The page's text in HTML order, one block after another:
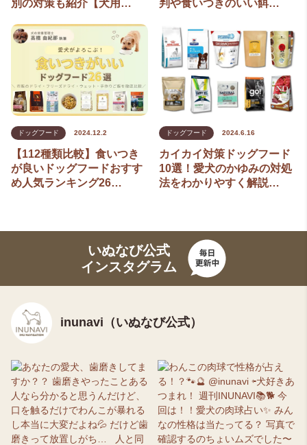
別の対策も紹介【犬用… 判や食いつきのいい餌…
ドッグフード 2024.12.2
【112種類比較】食いつき
が良いドッグフードおすす
め人気ランキング26…
ドッグフード 2024.6.16
カイカイ対策ドッグフード
10選！愛犬のかゆみの対処
法をわかりやすく解説…
いぬなび公式
インスタグラム
inunavi（いぬなび公式）